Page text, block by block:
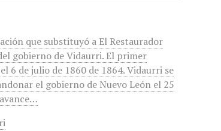
que substituyó a El Restaurador
gobierno de Vidaurri. El primer
6 de julio de 1860 de 1864. Vidaurri se
el gobierno de Nuevo León el 25